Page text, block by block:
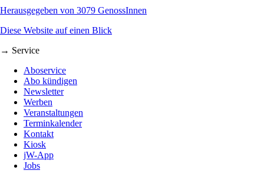
Herausgegeben von 3079 GenossInnen
Diese Website auf einen Blick
→ Service
Aboservice
Abo kündigen
Newsletter
Werben
Veranstaltungen
Terminkalender
Kontakt
Kiosk
jW-App
Jobs